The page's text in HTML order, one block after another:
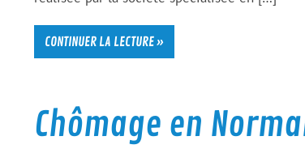
CONTINUER LA LECTURE »
Chômage en